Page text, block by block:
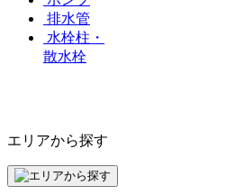
排水管
水栓柱・
散水栓
エリアから探す